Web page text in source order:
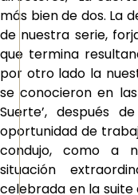
más bien de dos. La
de nuestra serie,
que termina
por otro lado la
se conocieron en
Suerte’, después
oportunidad de
condujo, como a
situación
celebrada en la